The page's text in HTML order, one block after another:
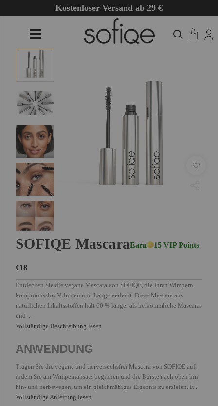
Kostenloser Versand ab 29 €
SOFIQE MascaraEarn 15 VIP Points
€18
Entdecken Sie die vegane Mascara von SOFIQE, die Ihren Wimpern
kompromisslos Volumen und Länge verleiht. Diese Mascara aus
natürlichen Inhaltsstoffen hält 60 % länger als herkömmliche Mascaras
und ...
Vollständige Beschreibung lesen
ANWENDUNG
Tragen Sie die vegane und tierversuchsfrei Mascara von SOFIQE auf,
indem Sie am Wimpernansatz beginnen und die Bürste nach oben hin
hin- und herbewegen, um ein gleichmäßiges Ergebnis zu erzielen. F...
Vollständige Anleitung lesen